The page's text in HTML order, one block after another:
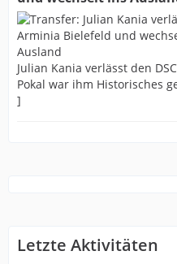
Julian Kania verlässt den
Pokal war ihm Historisches
]
Letzte Aktivitäten